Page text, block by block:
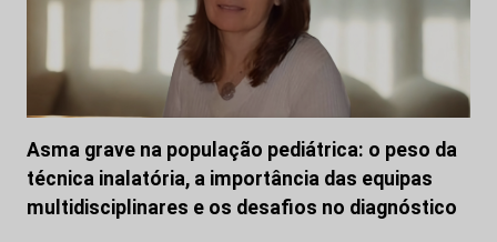
Asma grave na população pediátrica: o peso da
técnica inalatória, a importância das equipas
multidisciplinares e os desafios no diagnóstico